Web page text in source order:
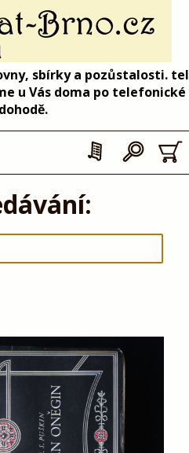
sbírky a pozůstalosti. tel
u Vás doma po telefonické
dohodě.